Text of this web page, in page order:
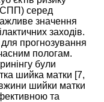
серед
значення
заходів.
прогнозування
пологам.
були
шийка матки [7,
шийки матки
та